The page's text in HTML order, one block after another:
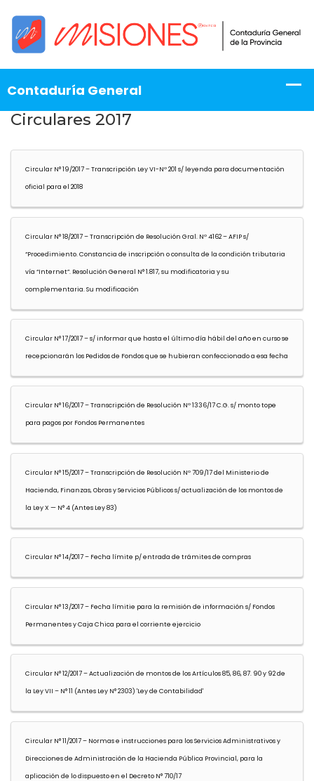
Circulares 2017
Circular N° 19/2017 – Transcripción Ley VI-Nº 201 s/ leyenda para documentación
oficial para el 2018
Circular N° 18/2017 – Transcripción de Resolución Gral. Nº 4162 – AFIP s/
“Procedimiento. Constancia de inscripción o consulta de la condición tributaria
vía “Internet”. Resolución General N° 1.817, su modificatoria y su
complementaria. Su modificación
Circular N° 17/2017 – s/ informar que hasta el último día hábil del año en curso se
recepcionarán los Pedidos de Fondos que se hubieran confeccionado a esa fecha
Circular N° 16/2017 – Transcripción de Resolución Nº 1336/17 C.G. s/ monto tope
para pagos por Fondos Permanentes
Circular N° 15/2017 – Transcripción de Resolución Nº 709/17 del Ministerio de
Hacienda, Finanzas, Obras y Servicios Públicos s/ actualización de los montos de
la Ley X — N° 4 (Antes Ley 83)
Circular N° 14/2017 – Fecha límite p/ entrada de trámites de compras
Circular N° 13/2017 – Fecha límitie para la remisión de información s/ Fondos
Permanentes y Caja Chica para el corriente ejercicio
Circular N° 12/2017 – Actualización de montos de los Artículos 85, 86, 87. 90 y 92 de
la Ley VII – N° 11 (Antes Ley N° 2303) 'Ley de Contabilidad'
Circular N° 11/2017 – Normas e instrucciones para los Servicios Administrativos y
Direcciones de Administración de la Hacienda Pública Provincial, para la
aplicación de lo dispuesto en el Decreto N° 710/17